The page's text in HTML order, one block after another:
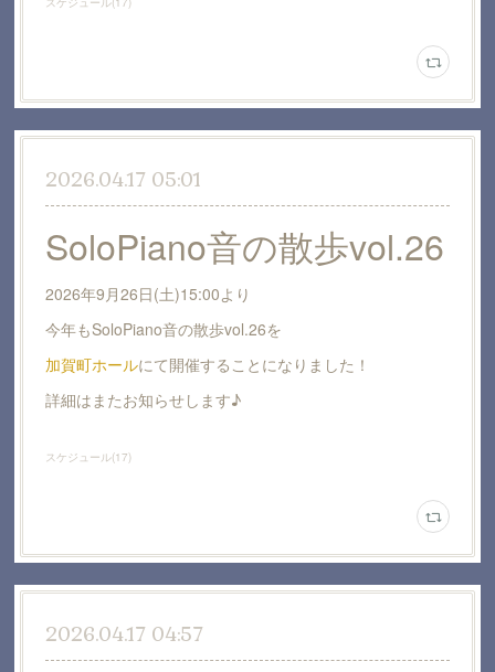
2026.04.17 05:01
SoloPiano音の散歩vol.26
2026年9月26日(土)15:00より
今年もSoloPiano音の散歩vol.26を
加賀町ホールにて開催することになりました！
詳細はまたお知らせします♪
スケジュール(17)
2026.04.17 04:57